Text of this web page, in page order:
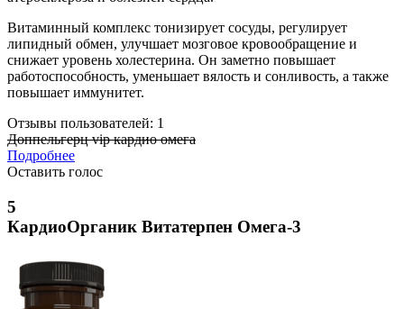
Витаминный комплекс тонизирует сосуды, регулирует
липидный обмен, улучшает мозговое кровообращение и
снижает уровень холестерина. Он заметно повышает
работоспособность, уменьшает вялость и сонливость, а также
повышает иммунитет.
Отзывы пользователей: 1
Доппельгерц vip кардио омега
Подробнее
Оставить голос
5
КардиоОрганик Витатерпен Омега-3